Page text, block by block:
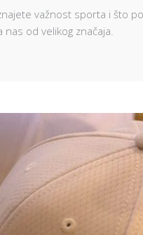
važnost sporta i što
od velikog značaja.